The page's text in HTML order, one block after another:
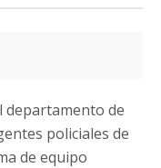
departamento de
policiales de
de equipo